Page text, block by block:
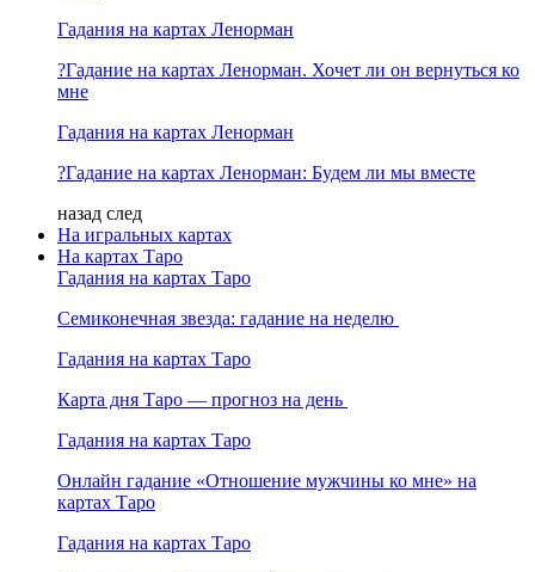
Гадания на картах Ленорман
?Гадание на картах Ленорман. Хочет ли он вернуться ко
мне
Гадания на картах Ленорман
?Гадание на картах Ленорман: Будем ли мы вместе
назад след
На игральных картах
На картах Таро
Гадания на картах Таро
Семиконечная звезда: гадание на неделю
Гадания на картах Таро
Карта дня Таро — прогноз на день
Гадания на картах Таро
Онлайн гадание «Отношение мужчины ко мне» на
картах Таро
Гадания на картах Таро